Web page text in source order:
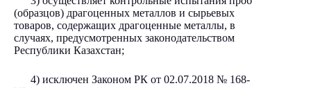
(образцов) драгоценных металлов и сырьевых
товаров, содержащих драгоценные металлы, в
случаях, предусмотренных законодательством
Республики Казахстан;
4) исключен Законом РК от 02.07.2018 № 168-